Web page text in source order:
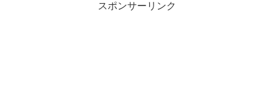
スポンサーリンク